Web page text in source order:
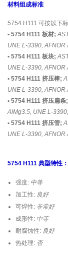
材料组成标准
5754 H111 可按以下
• 5754 H111 板材;
UNE L-3390, AFNOR
• 5754 H111 板块;
UNE L-3390, AFNOR
• 5754 H111 挤压棒;
UNE L-3390, AFNOR
• 5754 H111 挤压扁条;
AlMg3.5, UNE L-
• 5754 H111 挤压管;
UNE L-3390, AFNOR
5754 H111 典型特性：
强度: 中等
加工性: 良好
可焊性: 非常好
成形性: 中等
耐腐蚀性: 良好
热处理: 否